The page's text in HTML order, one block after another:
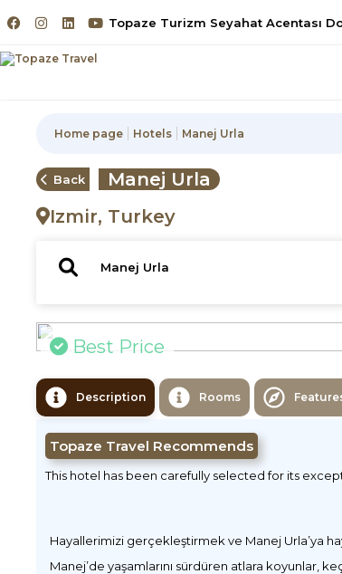
Topaze Turizm Seyahat Acentası
Home page Hotels Manej Urla
Back
Manej Urla
Izmir, Turkey
Best Price
Description Rooms
Topaze Travel Recommends
This hotel has been carefully selected for its
Hayallerimizi gerçekleştirmek ve Manej Urla’ya
Manej’de yaşamlarını sürdüren atlara koyunlar,